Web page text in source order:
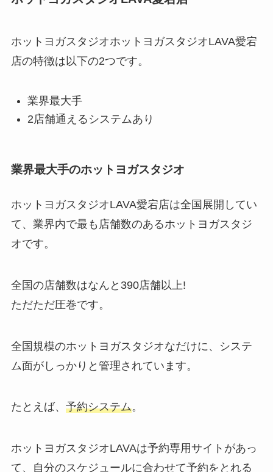
ホットヨガスタジオホットヨガスタジオLAVA愛宕
店の特徴は以下の2つです。
業界最大手
2店舗通えるシステムあり
業界最大手のホットヨガスタジオ
ホットヨガスタジオLAVA愛宕店は全国展開してい
て、業界内で最も店舗数のあるホットヨガスタジ
オです。
全国の店舗数はなんと 390店舗以上!
ただただ圧巻です。
全国規模のホットヨガスタジオなだけに、システ
ム面がしっかりと管理されています。
たとえば、 予約システム。
ホットヨガスタジオLAVAは予約専用サイトがあっ
て、自分のスケジュールに合わせて予約をとれる